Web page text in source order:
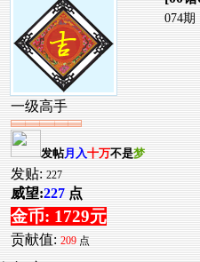
一级高手
发帖月入十万不是梦
发贴: 227
威望:227 点
金币: 1729元
贡献值: 209 点
074